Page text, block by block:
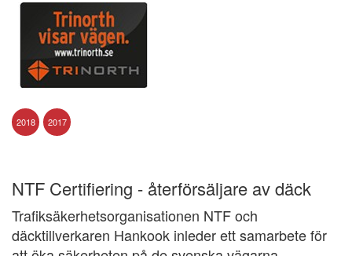
2018 2017
NTF Certifiering - återförsäljare av däck
Trafiksäkerhetsorganisationen NTF och
däcktillverkaren Hankook inleder ett samarbete för